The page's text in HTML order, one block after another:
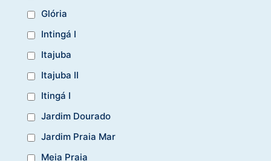
Glória
Intingá I
Itajuba
Itajuba II
Itingá I
Jardim Dourado
Jardim Praia Mar
Meia Praia